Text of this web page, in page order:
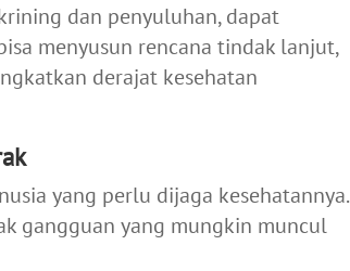
dan penyuluhan, dapat
menyusun rencana tindak lanjut,
derajat kesehatan
yang perlu dijaga kesehatannya.
gangguan yang mungkin muncul